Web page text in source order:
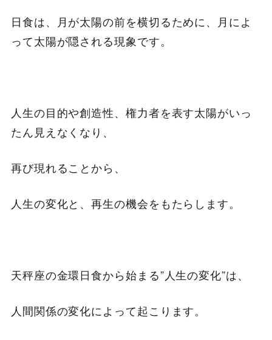
日食は、月が太陽の前を横切るために、月によ
って太陽が隠される現象です。
人生の目的や創造性、権力者を表す太陽がいっ
たん見えなくなり、
再び現れることから、
人生の変化と、再生の機会をもたらします。
天秤座の金環日食から始まる”人生の変化”は、
人間関係の変化によって起こります。